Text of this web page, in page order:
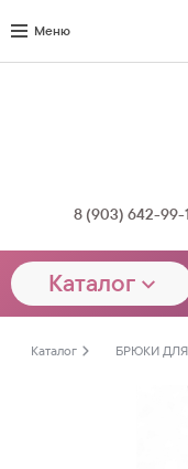
Меню
8 (903) 642-99-
Каталог
Каталог БРЮКИ